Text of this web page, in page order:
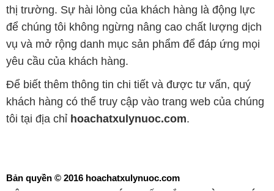
thị trường. Sự hài lòng của khách hàng là động lực
để chúng tôi không ngừng nâng cao chất lượng dịch
vụ và mở rộng danh mục sản phẩm để đáp ứng mọi
yêu cầu của khách hàng.
Để biết thêm thông tin chi tiết và được tư vấn, quý
khách hàng có thể truy cập vào trang web của chúng
tôi tại địa chỉ hoachatxulynuoc.com.
Bản quyền © 2016 hoachatxulynuoc.com